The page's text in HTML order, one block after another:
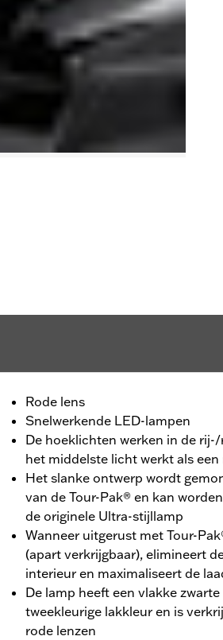
Rode lens
Snelwerkende LED-lampen
De hoeklichten werken in de
het middelste licht werkt als
Het slanke ontwerp wordt
van de Tour-Pak® en kan
de originele Ultra-stijllamp
Wanneer uitgerust met Tour-
(apart verkrijgbaar), elimineert
interieur en maximaliseert de
De lamp heeft een vlakke
tweekleurige lakkleur en is
rode lenzen